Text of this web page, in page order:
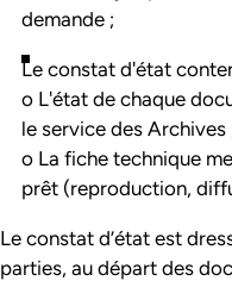
demande ;
Le constat d'état
o L'état de chaque
le service des Archives
o La fiche technique
prêt (reproduction,
Le constat d’état est
parties, au départ des